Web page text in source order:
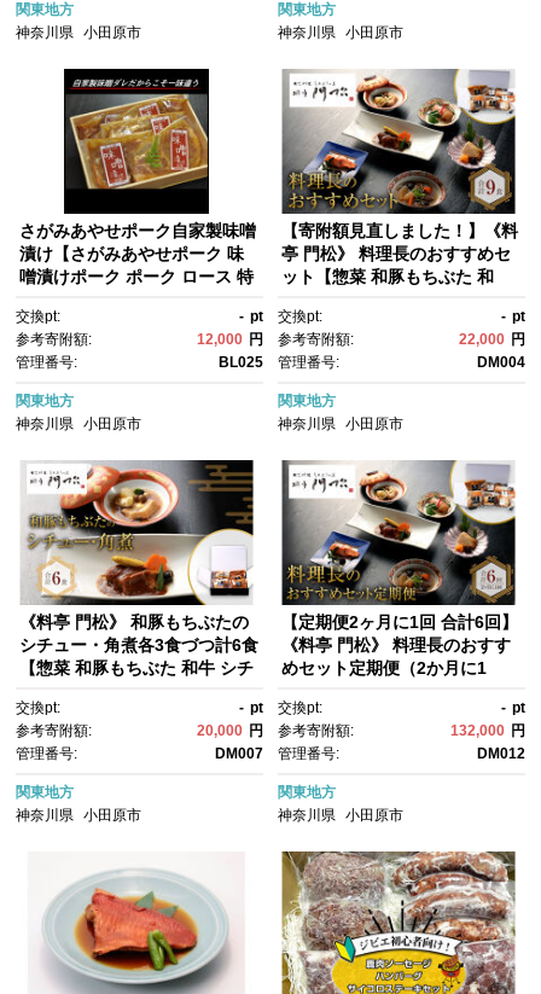
関東地方
神奈川県
小田原市
関東地方
神奈川県 小田原市
さがみあやせポーク自家製味噌
漬け【さがみあやせポーク 味
噌漬けポーク ポーク ロース 特
しい豚 オリジナルブランド お
すすめの一品 ６枚入り 神奈川
県 小田原市 】
交換pt: - pt
参考寄附額:
12,000 円
管理番号:
BL025
関東地方
神奈川県
小田原市
【寄附額見直しました！】《料
亭 門松》 料理長のおすすめセ
ット【惣菜 和豚もちぶた 和
み 冷凍 家庭用 自宅用 贈答
品 贈答用 ギフト お取り寄せ 御
中元 お中元 お歳暮 父の日 母の
日 贈り物 日本酒 焼酎 神奈川
県 小田原市 】
交換pt: - pt
参考寄附額:
22,000 円
管理番号:
DM004
関東地方
神奈川県 小田原市
《料亭 門松》 和豚もちぶたの
シチュー・角煮各3食づつ計6食
【惣菜 和豚もちぶた 和牛 シチ
肉 冷凍 家庭用 自宅用 贈答
品 贈答用 ギフト お取り寄せ 御
中元 お中元 お歳暮 贈り物 神奈
川県 小田原市 】
交換pt: - pt
参考寄附額:
20,000 円
管理番号:
DM007
関東地方
神奈川県
小田原市
【定期便2ヶ月に1回 合計6回】
《料亭 門松》 料理長のおすす
めセット定期便（2か月に1
もちぶた 和牛 シチュー 焼き
魚 牛筋煮込み 冷凍 家庭用 自宅
用 贈答品 贈答用 ギフト お取り
寄せ 御中元 お中元 お歳暮 贈り
物 日本酒 神奈川県 小田原市 】
交換pt: - pt
参考寄附額:
132,000 円
管理番号:
DM012
関東地方
神奈川県 小田原市